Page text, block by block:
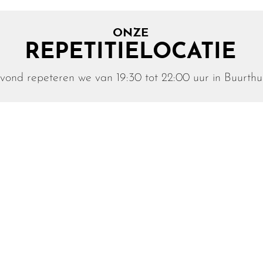
REPETITIELOCATIE
ONZE
repeteren we van 19:30 tot 22:00 uur in